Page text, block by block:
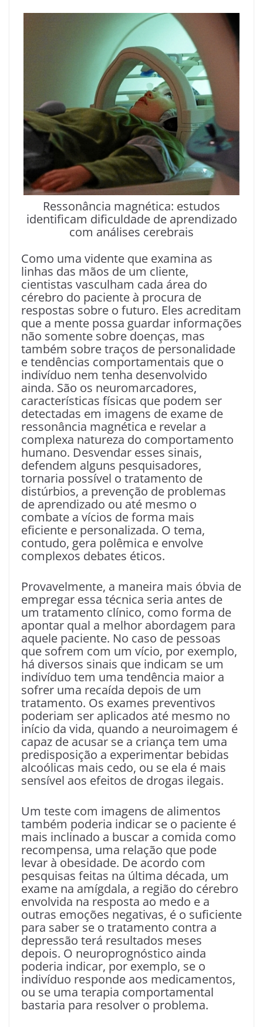
Ressonância magnética: estudos
identificam dificuldade de aprendizado
com análises cerebrais
Como uma vidente que examina as
linhas das mãos de um cliente,
cientistas vasculham cada área do
cérebro do paciente à procura de
respostas sobre o futuro. Eles acreditam
que a mente possa guardar informações
não somente sobre doenças, mas
também sobre traços de personalidade
e tendências comportamentais que o
indivíduo nem tenha desenvolvido
ainda. São os neuromarcadores,
características físicas que podem ser
detectadas em imagens de exame de
ressonância magnética e revelar a
complexa natureza do comportamento
humano. Desvendar esses sinais,
defendem alguns pesquisadores,
tornaria possível o tratamento de
distúrbios, a prevenção de problemas
de aprendizado ou até mesmo o
combate a vícios de forma mais
eficiente e personalizada. O tema,
contudo, gera polêmica e envolve
complexos debates éticos.
Provavelmente, a maneira mais óbvia de
empregar essa técnica seria antes de
um tratamento clínico, como forma de
apontar qual a melhor abordagem para
aquele paciente. No caso de pessoas
que sofrem com um vício, por exemplo,
há diversos sinais que indicam se um
indivíduo tem uma tendência maior a
sofrer uma recaída depois de um
tratamento. Os exames preventivos
poderiam ser aplicados até mesmo no
início da vida, quando a neuroimagem é
capaz de acusar se a criança tem uma
predisposição a experimentar bebidas
alcoólicas mais cedo, ou se ela é mais
sensível aos efeitos de drogas ilegais.
Um teste com imagens de alimentos
também poderia indicar se o paciente é
mais inclinado a buscar a comida como
recompensa, uma relação que pode
levar à obesidade. De acordo com
pesquisas feitas na última década, um
exame na amígdala, a região do cérebro
envolvida na resposta ao medo e a
outras emoções negativas, é o suficiente
para saber se o tratamento contra a
depressão terá resultados meses
depois. O neuroprognóstico ainda
poderia indicar, por exemplo, se o
indivíduo responde aos medicamentos,
ou se uma terapia comportamental
bastaria para resolver o problema.